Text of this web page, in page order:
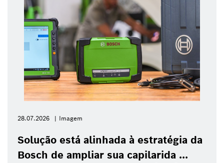
28.07.2026 Imagem
Solução está alinhada à estratégia da
Bosch de ampliar sua capilarida ...